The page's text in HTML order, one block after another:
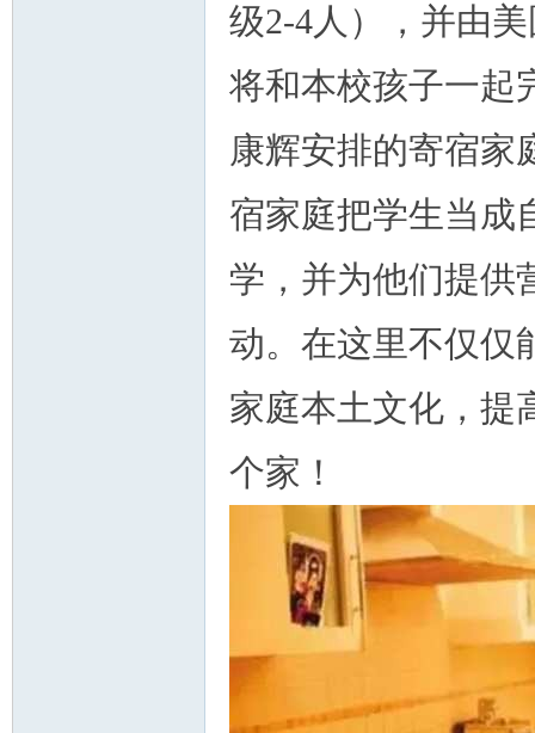
级2-4人），并由
将和本校孩子一起
康辉安排的寄宿家
宿家庭把学生当成
学，并为他们提供
动。在这里不仅仅
家庭本土文化，提
个家！